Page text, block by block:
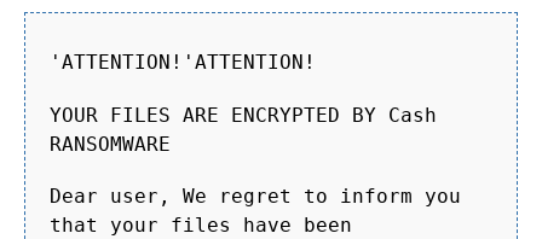
'ATTENTION!'ATTENTION!
YOUR FILES ARE ENCRYPTED BY Cash
RANSOMWARE
Dear user, We regret to inform you
that your files have been